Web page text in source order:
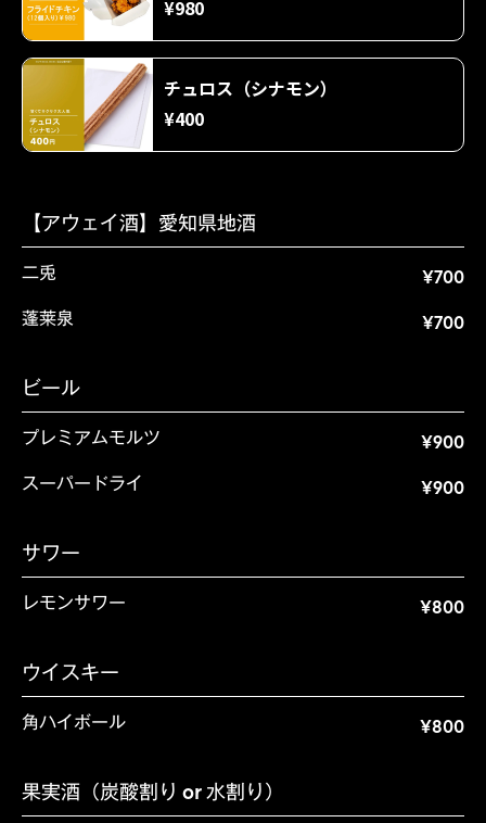
¥980
チュロス（シナモン）
¥400
【アウェイ酒】愛知県地酒
二兎
¥700
蓬莱泉
¥700
ビール
プレミアムモルツ
¥900
スーパードライ
¥900
サワー
レモンサワー ¥800
ウイスキー
角ハイボール ¥800
果実酒（炭酸割り or 水割り）